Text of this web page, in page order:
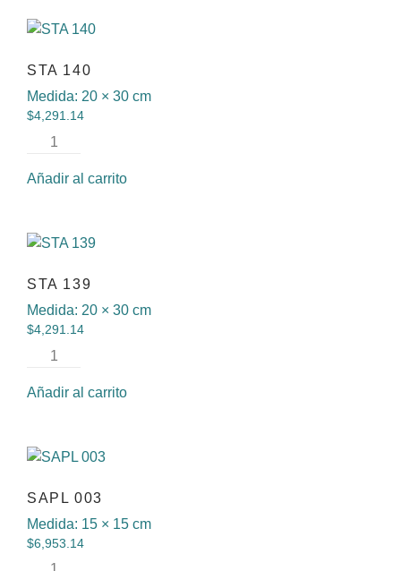
STA 140
Medida: 20 × 30 cm
$4,291.14
Añadir al carrito
STA 139
Medida: 20 × 30 cm
$4,291.14
Añadir al carrito
SAPL 003
Medida: 15 × 15 cm
$6,953.14